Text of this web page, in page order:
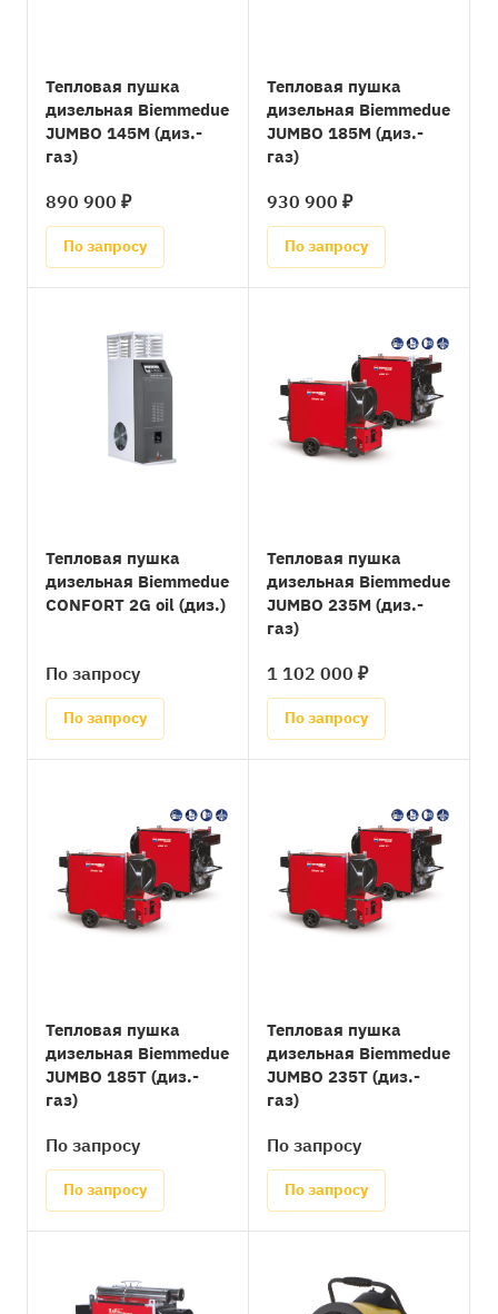
Тепловая пушка
дизельная Biemmedue
JUMBO 145M (диз.-
газ)
890 900 ₽
По запросу
Тепловая пушка
дизельная Biemmedue
JUMBO 185M (диз.-
газ)
930 900 ₽
По запросу
Тепловая пушка
дизельная Biemmedue
CONFORT 2G oil (диз.)
По запросу
По запросу
Тепловая пушка
дизельная Biemmedue
JUMBO 235М (диз.-
газ)
1 102 000 ₽
По запросу
Тепловая пушка
дизельная Biemmedue
JUMBO 185T (диз.-
газ)
По запросу
По запросу
Тепловая пушка
дизельная Biemmedue
JUMBO 235Т (диз.-
газ)
По запросу
По запросу